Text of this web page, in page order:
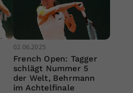
02.06.2025
French Open: Tagger
schlägt Nummer 5
der Welt, Behrmann
im Achtelfinale